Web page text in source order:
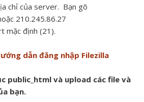
chỉ của server. Bạn gõ
210.245.86.27
định (21).
dẫn đăng nhập Filezilla
public_html và upload các file và
bạn.